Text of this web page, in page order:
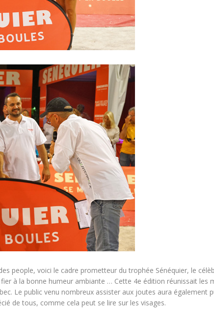
people, voici le cadre prometteur du trophée Sénéquier, le
à la bonne humeur ambiante … Cette 4e édition réunissait les
Le public venu nombreux assister aux joutes aura également
de tous, comme cela peut se lire sur les visages.